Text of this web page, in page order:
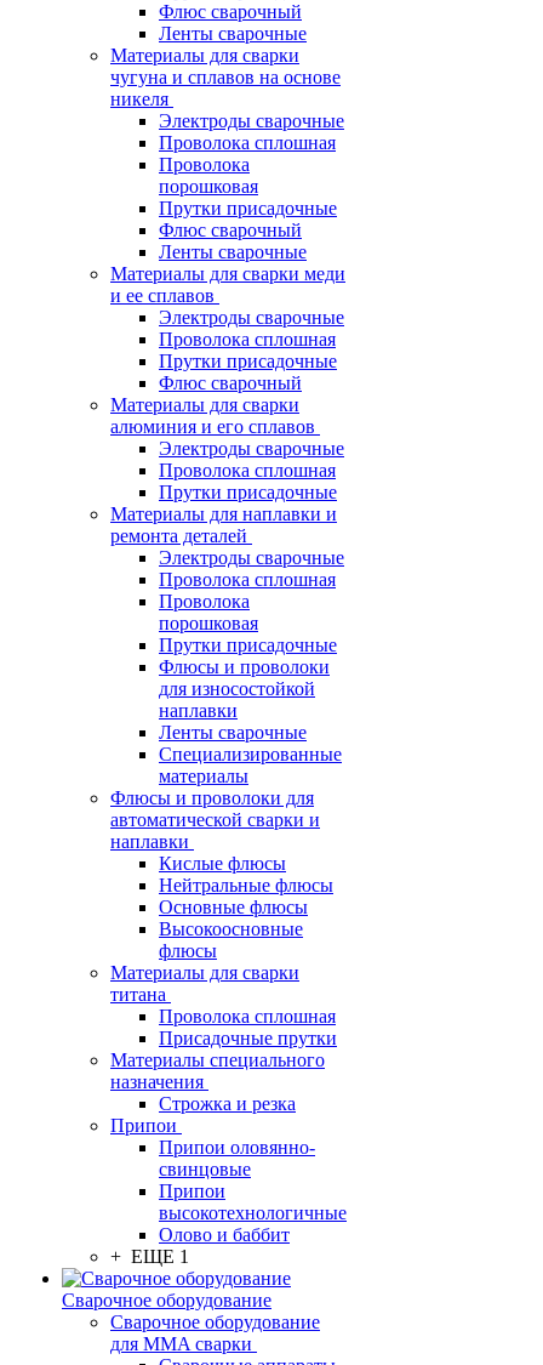
Флюс сварочный
Ленты сварочные
Материалы для сварки
чугуна и сплавов на основе
никеля
Электроды сварочные
Проволока сплошная
Проволока
порошковая
Прутки присадочные
Флюс сварочный
Ленты сварочные
Материалы для сварки меди
и ее сплавов
Электроды сварочные
Проволока сплошная
Прутки присадочные
Флюс сварочный
Материалы для сварки
алюминия и его сплавов
Электроды сварочные
Проволока сплошная
Прутки присадочные
Материалы для наплавки и
ремонта деталей
Электроды сварочные
Проволока сплошная
Проволока
порошковая
Прутки присадочные
Флюсы и проволоки
для износостойкой
наплавки
Ленты сварочные
Специализированные
материалы
Флюсы и проволоки для
автоматической сварки и
наплавки
Кислые флюсы
Нейтральные флюсы
Основные флюсы
Высокоосновные
флюсы
Материалы для сварки
титана
Проволока сплошная
Присадочные прутки
Материалы специального
назначения
Строжка и резка
Припои
Припои оловянно-
свинцовые
Припои
высокотехнологичные
Олово и баббит
+ ЕЩЕ 1
Сварочное оборудование
Сварочное оборудование
для MMA сварки